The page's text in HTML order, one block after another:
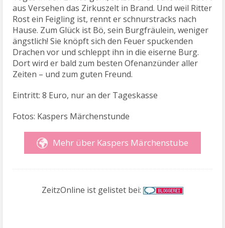
aus Versehen das Zirkuszelt in Brand. Und weil Ritter
Rost ein Feigling ist, rennt er schnurstracks nach
Hause. Zum Glück ist Bö, sein Burgfräulein, weniger
ängstlich! Sie knöpft sich den Feuer spuckenden
Drachen vor und schleppt ihn in die eiserne Burg.
Dort wird er bald zum besten Ofenanzünder aller
Zeiten – und zum guten Freund.
Eintritt: 8 Euro, nur an der Tageskasse
Fotos: Kaspers Märchenstunde
Mehr über Kaspers Märchenstube
ZeitzOnline ist gelistet bei: